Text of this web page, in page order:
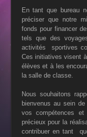
En tant que bureau
préciser que notre
fonds pour financer
tels que des
activités sportives
Ces initiatives visent
élèves et à les
la salle de classe.
Nous souhaitons
bienvenus au sein
vos compétences
précieux pour la
contribuer en tant